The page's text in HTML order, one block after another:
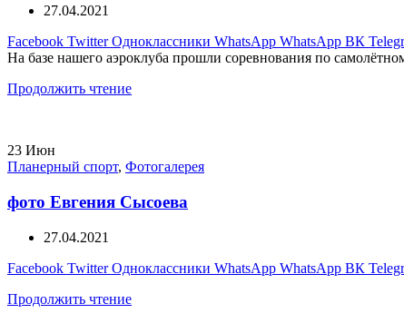
27.04.2021
Facebook Twitter Одноклассники WhatsApp WhatsApp ВК
На базе нашего аэроклуба прошли соревнования по
Продолжить чтение
23 Июн
Планерный спорт, Фотогалерея
фото Евгения Сысоева
27.04.2021
Facebook Twitter Одноклассники WhatsApp WhatsApp ВК
Продолжить чтение